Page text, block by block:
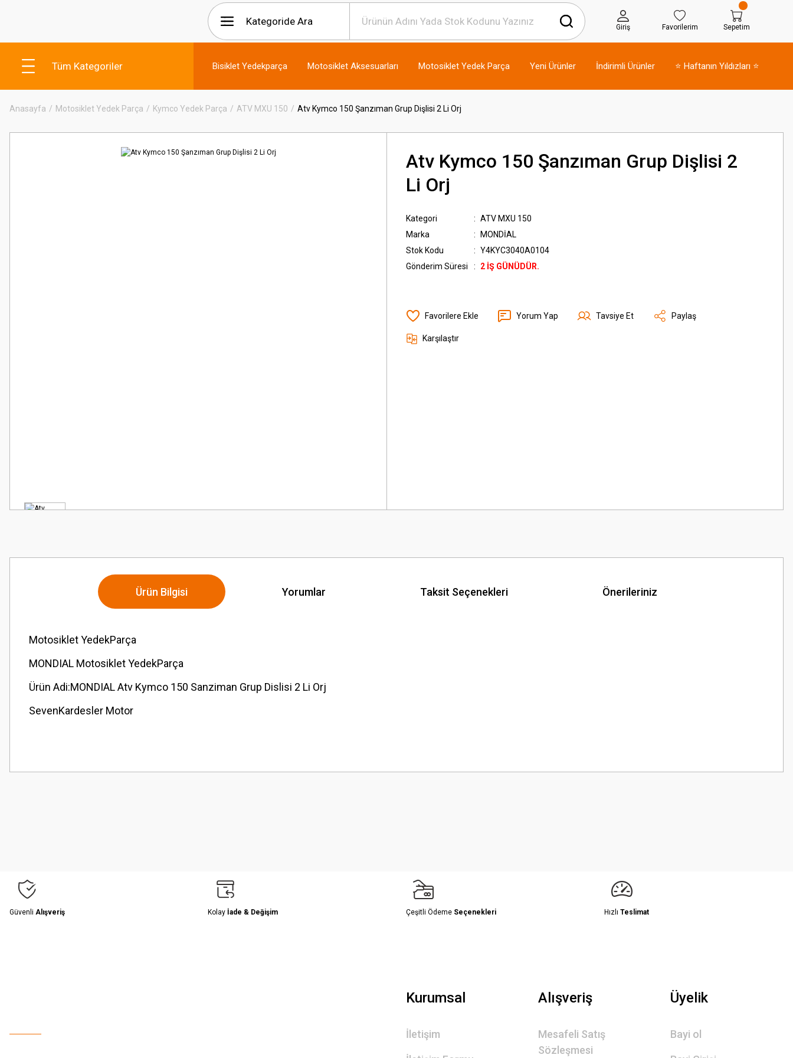
Giriş Favorilerim Sepetim
Tüm Kategoriler Bisiklet Yedekparça Motosiklet Aksesuarları Motosiklet Yedek Parça Yeni Ürünler İndirimli Ürünler ⭐ Haftanın Yıldızları ⭐
Anasayfa Motosiklet Yedek Parça Kymco Yedek Parça ATV MXU 150 Atv Kymco 150 Şanzıman Grup Dişlisi 2 Li Orj
Atv Kymco 150 Şanzıman Grup Dişlisi 2
Li Orj
Kategori
ATV MXU 150
Marka
MONDİAL
Stok Kodu
Y4KYC3040A0104
Gönderim Süresi
2 İŞ GÜNÜDÜR.
Yorum Yap Tavsiye Et Paylaş
Karşılaştır
Ürün Bilgisi Yorumlar Taksit Seçenekleri Önerileriniz
Motosiklet YedekParça
MONDIAL Motosiklet YedekParça
Ürün Adi:MONDIAL Atv Kymco 150 Sanziman Grup Dislisi 2 Li Orj
SevenKardesler Motor
Görüş ve önerileriniz için teşekkür ederiz.
Güvenli Alışveriş Kolay İade & Değişim Çeşitli Ödeme Seçenekleri Hızlı Teslimat
Kurumsal
İletişim
Alışveriş
Mesafeli Satış
Sözleşmesi
Üyelik
Bayi ol